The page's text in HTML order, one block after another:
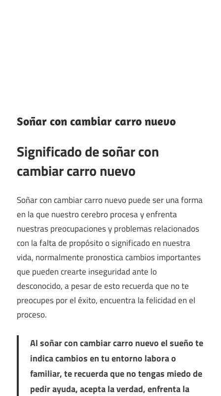
Soñar con cambiar carro nuevo
Significado de soñar con
cambiar carro nuevo
Soñar con cambiar carro nuevo puede ser una forma
en la que nuestro cerebro procesa y enfrenta
nuestras preocupaciones y problemas relacionados
con la falta de propósito o significado en nuestra
vida, normalmente pronostica cambios importantes
que pueden crearte inseguridad ante lo
desconocido, a pesar de esto recuerda que no te
preocupes por el éxito, encuentra la felicidad en el
proceso.
Al soñar con cambiar carro nuevo el sueño te
indica cambios en tu entorno labora o
familiar, te recuerda que no tengas miedo de
pedir ayuda, acepta la verdad, enfrenta la